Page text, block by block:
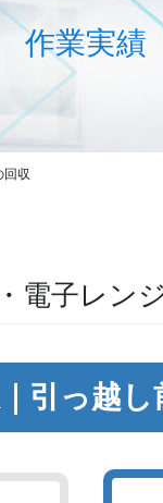
作業実績
回収
電子レン
引っ越